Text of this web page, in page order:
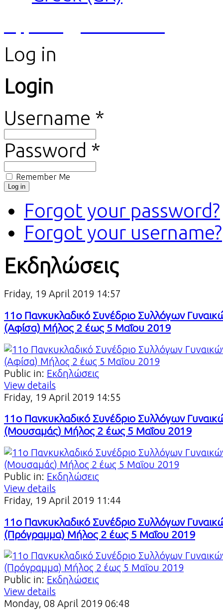
Log in
Login
Username *
Password *
Remember Me
Forgot your password?
Forgot your username?
Εκδηλώσεις
Friday, 19 April 2019 14:57
11ο Πανκυκλαδικό Συνέδριο Συλλόγων
(Αφίσα) Μήλος 2 έως 5 Μαΐου 2019
Public in: Εκδηλώσεις
View details
Friday, 19 April 2019 14:55
11ο Πανκυκλαδικό Συνέδριο Συλλόγων
(Μουσαμάς) Μήλος 2 έως 5 Μαΐου 2019
Public in: Εκδηλώσεις
View details
Friday, 19 April 2019 11:44
11ο Πανκυκλαδικό Συνέδριο Συλλόγων
(Πρόγραμμα) Μήλος 2 έως 5 Μαΐου 2019
Public in: Εκδηλώσεις
View details
Monday, 08 April 2019 06:48